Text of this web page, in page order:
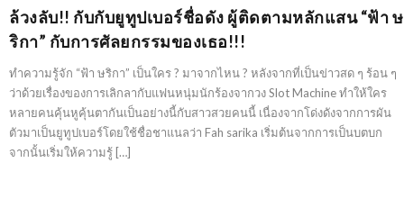
ล้วงลับ!! กับกับยูทูปเบอร์ชื่อดัง ผู้ติดตามหลักแสน “ฟ้า ษ
ริกา” กับการศัลยกรรมของเธอ!!!
ทำความรู้จัก “ฟ้า ษริกา” เป็นใคร ? มาจากไหน ? หลังจากที่เป็นข่าวสด ๆ ร้อน ๆ
ว่าด้วยเรื่องของการเลิกลากับแฟนหนุ่มนักร้องจากวง Slot Machine ทำให้ใคร
หลายคนคุ้นหูคุ้นตากันเป็นอย่างนี้กับสาวสวยคนนี้ เนื่องจากโด่งดังจากการผัน
ตัวมาเป็นยูทูปเบอร์โดยใช้ชื่อชาแนลว่า Fah sarika เริ่มต้นจากการเป็นบตบก
จากนั้นเริ่มให้ความรู้ […]